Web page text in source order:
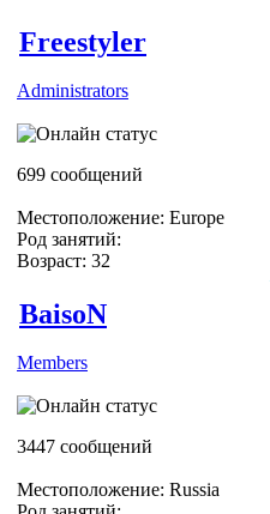
Freestyler
Administrators
699 сообщений
Местоположение: Europe
Род занятий:
Возраст: 32
BaisoN
Members
3447 сообщений
Местоположение: Russia